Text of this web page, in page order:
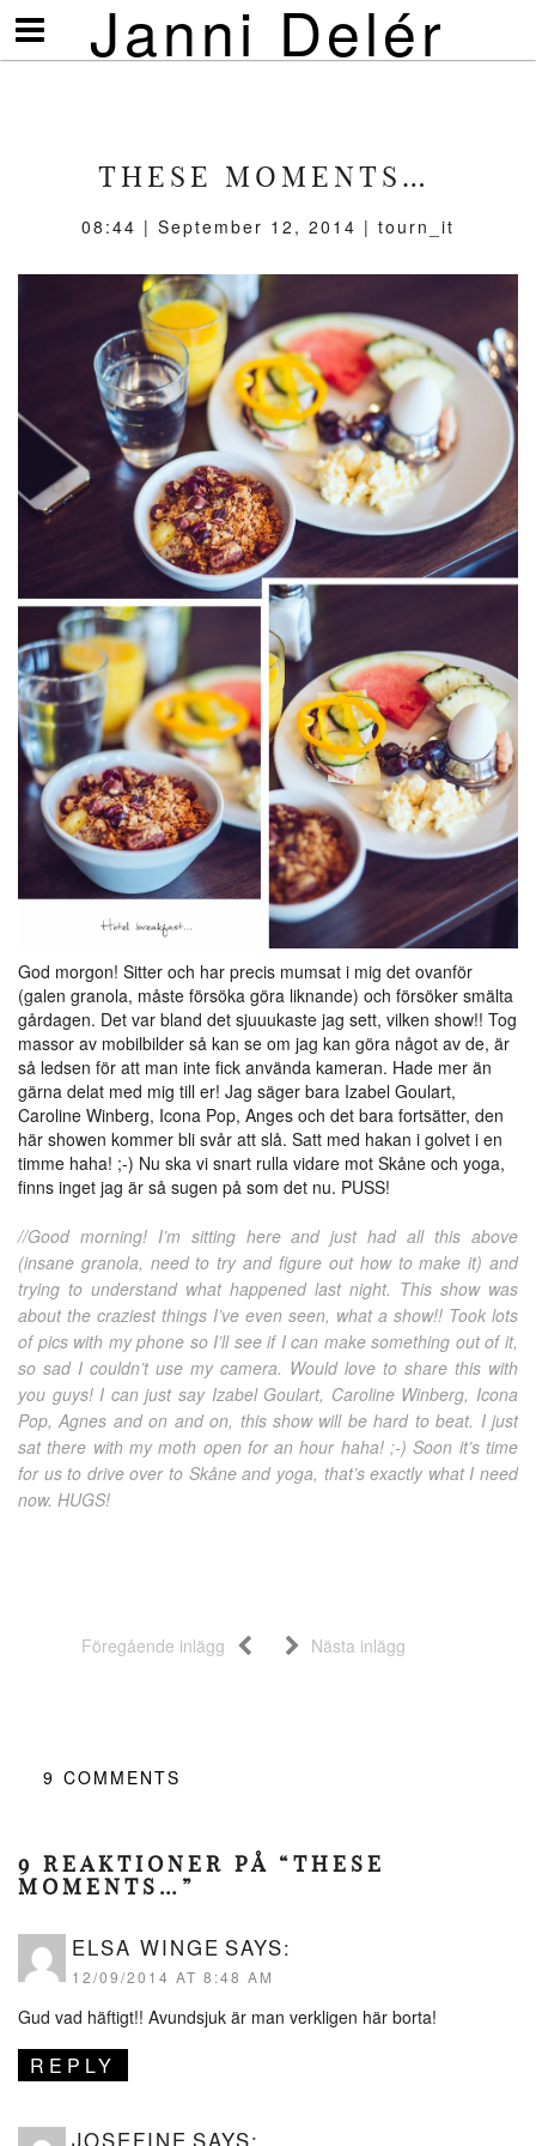
Janni Delér
Visa/göm
meny
THESE MOMENTS…
08:44 | September 12, 2014 | tourn_it
God morgon! Sitter och har precis mumsat i mig det ovanför
(galen granola, måste försöka göra liknande) och försöker smälta
gårdagen. Det var bland det sjuuukaste jag sett, vilken show!! Tog
massor av mobilbilder så kan se om jag kan göra något av de, är
så ledsen för att man inte fick använda kameran. Hade mer än
gärna delat med mig till er! Jag säger bara Izabel Goulart,
Caroline Winberg, Icona Pop, Anges och det bara fortsätter, den
här showen kommer bli svår att slå. Satt med hakan i golvet i en
timme haha! ;-) Nu ska vi snart rulla vidare mot Skåne och yoga,
finns inget jag är så sugen på som det nu. PUSS!
//Good morning! I’m sitting here and just had all this above
(insane granola, need to try and figure out how to make it) and
trying to understand what happened last night. This show was
about the craziest things I’ve even seen, what a show!! Took lots
of pics with my phone so I’ll see if I can make something out of it,
so sad I couldn’t use my camera. Would love to share this with
you guys! I can just say Izabel Goulart, Caroline Winberg, Icona
Pop, Agnes and on and on, this show will be hard to beat. I just
sat there with my moth open for an hour haha! ;-) Soon it’s time
for us to drive over to Skåne and yoga, that’s exactly what I need
now. HUGS!
Föregående inlägg Nästa inlägg
9 COMMENTS
9 REAKTIONER PÅ “THESE
MOMENTS…”
ELSA WINGE SAYS:
12/09/2014 AT 8:48 AM
Gud vad häftigt!! Avundsjuk är man verkligen här borta!
REPLY